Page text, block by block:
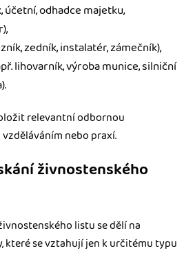
účetní, odhadce majetku,
zedník, instalatér, zámečník),
lihovarník, výroba munice, silniční
relevantní odbornou
nebo praxí.
živnostenského
listu se dělí na
které se vztahují jen k určitému typu